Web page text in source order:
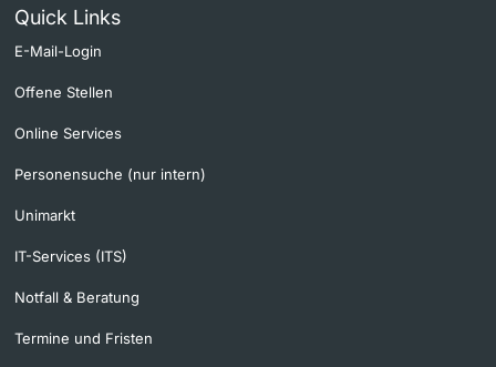
Quick Links
E-Mail-Login
Offene Stellen
Online Services
Personensuche (nur intern)
Unimarkt
IT-Services (ITS)
Notfall & Beratung
Termine und Fristen